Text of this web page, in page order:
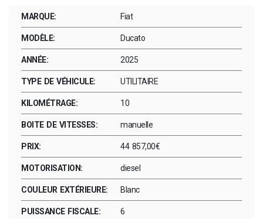
MARQUE: Fiat
MODÈLE: Ducato
ANNÉE: 2025
TYPE DE VÉHICULE: UTILITAIRE
KILOMÉTRAGE: 10
BOITE DE VITESSES: manuelle
PRIX: 44 857,00€
MOTORISATION: diesel
COULEUR EXTÉRIEURE: Blanc
PUISSANCE FISCALE: 6